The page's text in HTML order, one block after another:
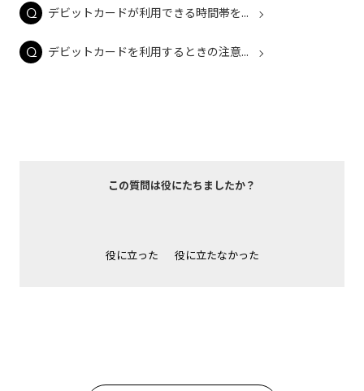
デビットカードが利用できる時間帯を...
デビットカードを利用するときの注意...
この質問は役にたちましたか？
役に立った 役に立たなかった